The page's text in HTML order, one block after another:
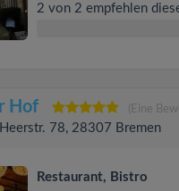
2 von 2 empfehlen
Hof (Eine
78, 28307 Bremen
Restaurant, Bistro